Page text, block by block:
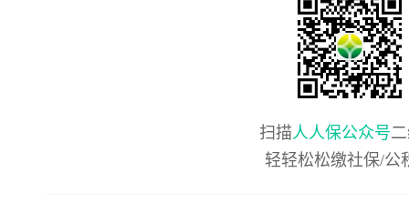
扫描人人保公众号
轻轻松松缴社保/公